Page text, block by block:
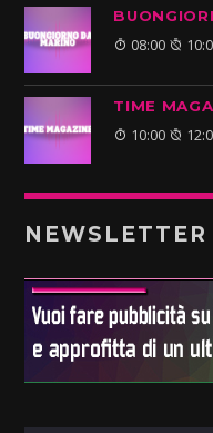
08:00
TIME
10:00
NEWSLETTER